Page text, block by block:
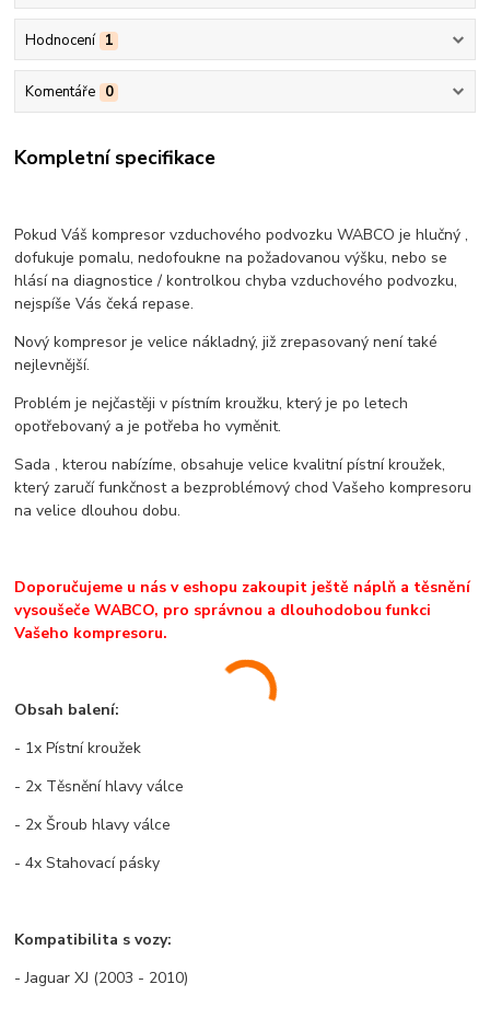
Hodnocení 1
Komentáře 0
Kompletní specifikace
Pokud Váš kompresor vzduchového podvozku WABCO je hlučný ,
dofukuje pomalu, nedofoukne na požadovanou výšku, nebo se
hlásí na diagnostice / kontrolkou chyba vzduchového podvozku,
nejspíše Vás čeká repase.
Nový kompresor je velice nákladný, již zrepasovaný není také
nejlevnější.
Problém je nejčastěji v pístním kroužku, který je po letech
opotřebovaný a je potřeba ho vyměnit.
Sada , kterou nabízíme, obsahuje velice kvalitní pístní kroužek,
který zaručí funkčnost a bezproblémový chod Vašeho kompresoru
na velice dlouhou dobu.
Doporučujeme u nás v eshopu zakoupit ještě náplň a těsnění
vysoušeče WABCO, pro správnou a dlouhodobou funkci
Vašeho kompresoru.
Obsah balení:
- 1x Pístní kroužek
- 2x Těsnění hlavy válce
- 2x Šroub hlavy válce
- 4x Stahovací pásky
Kompatibilita s vozy:
- Jaguar XJ (2003 - 2010)